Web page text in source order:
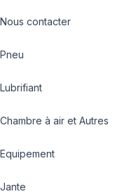
Nous contacter
Pneu
Lubrifiant
Chambre à air et Autres
Equipement
Jante